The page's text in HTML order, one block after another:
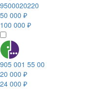
9500020220
50 000 ₽
100 000 ₽
905 001 55 00
20 000 ₽
24 000 ₽